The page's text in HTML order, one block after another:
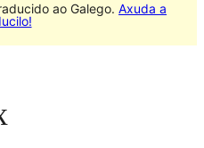
ao Galego. Axuda a